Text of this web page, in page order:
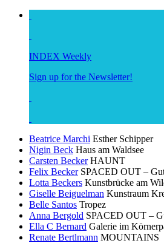
INDEX Weekly
Sign up for the Newsletter!
Beatrice Marchi Esther Schipper
Nigin Beck Haus am Waldsee
Carsten Becker HAUNT
Felix Becker SPACED OUT –
Lotta Beckers Kunstbrücke am
Giselle Beiguelman Kunstraum
Belle Santos Tropez
Anna Bergold SPACED OUT –
Ella C Bernard Galerie im
Renate Bertlmann MOUNTAINS